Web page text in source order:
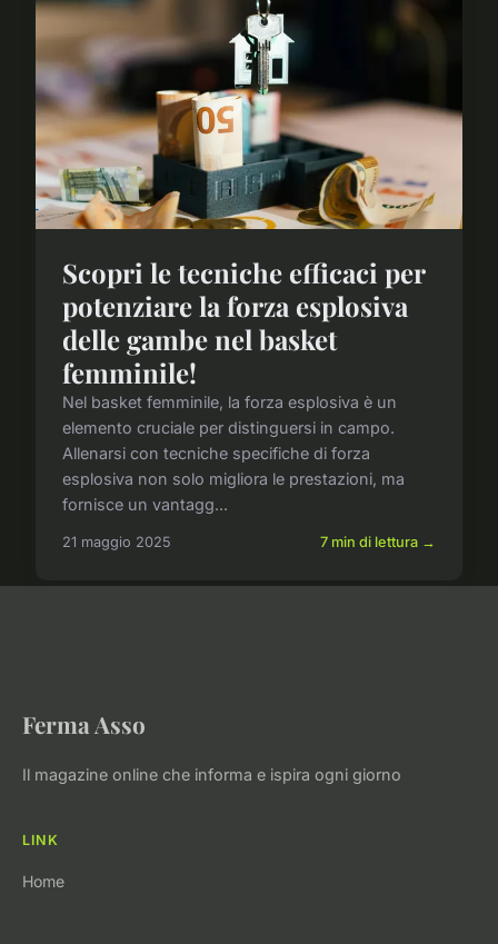
Scopri le tecniche efficaci per
potenziare la forza esplosiva
delle gambe nel basket
femminile!
Nel basket femminile, la forza esplosiva è un
elemento cruciale per distinguersi in campo.
Allenarsi con tecniche specifiche di forza
esplosiva non solo migliora le prestazioni, ma
fornisce un vantagg...
21 maggio 2025 7 min di lettura →
Ferma Asso
Il magazine online che informa e ispira ogni giorno
LINK
Home